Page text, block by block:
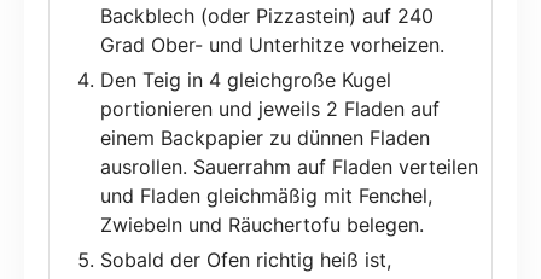
Backblech (oder Pizzastein) auf 240
Grad Ober- und Unterhitze vorheizen.
Den Teig in 4 gleichgroße Kugel
portionieren und jeweils 2 Fladen auf
einem Backpapier zu dünnen Fladen
ausrollen. Sauerrahm auf Fladen verteilen
und Fladen gleichmäßig mit Fenchel,
Zwiebeln und Räuchertofu belegen.
Sobald der Ofen richtig heiß ist,